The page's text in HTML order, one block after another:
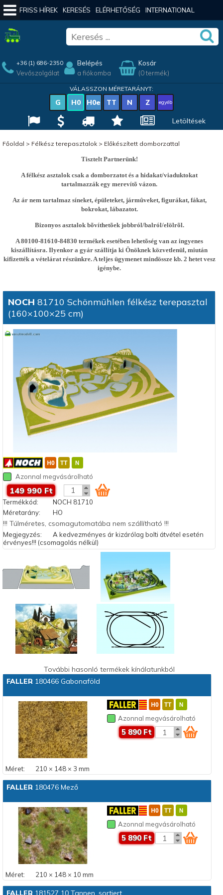
FRISS HÍREK KERESÉS ELÉRHETŐSÉG INTERNATIONAL
+36 (1) 686-2350
Vevőszolgálat
Belépés
a fiókomba
Kosár
(0 termék)
VÁLASSZON MÉRETARÁNYT:
G H0 H0e TT N Z egyéb
Letöltések
Főoldal > Félkész terepasztalok> Előkészített domborzattal
Tisztelt Partnerünk!
A félkész asztalok csak a domborzatot és a hidakat/viaduktokat
tartalmazzák egy merevítõ vázon.
Az ár nem tartalmaz síneket, épületeket, jármûveket, figurákat, fákat,
bokrokat, lábazatot.
Bizonyos asztalok bõvíthetõek jobbról/balról/elölrõl.
A 80100-81610-84830 termékek esetében lehetõség van az ingyenes
kiszállításra. Ilyenkor a gyár szállítja ki Önöknek közvetlenül, miután
kifizették a vételárat részünkre. A teljes ügymenet mindössze kb. 2 hetet vesz
igénybe.
NOCH 81710 Schönmühlen félkész terepasztal
(160×100×25 cm)
Azonnal megvásárolható
149 990 Ft
Termékkód:
NOCH 81710
Méretarány:
HO
!!! Túlméretes, csomagutomatába nem szállítható !!!
Megjegyzés:
A kedvezményes ár kizárólag bolti átvétel esetén
érvényes!!! (csomagolás nélkül)
További hasonló termékek kínálatunkból
FALLER180466 Gabonaföld
Azonnal megvásárolható
5 890 Ft
Méret: 210 × 148 × 3 mm
FALLER180476 Mező
Azonnal megvásárolható
5 890 Ft
Méret: 210 × 148 × 10 mm
FALLER 181527 10 Tannen, sortiert